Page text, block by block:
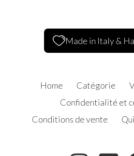
Made in Italy &
Home Catégorie
Confidentialité et
Conditions de vente